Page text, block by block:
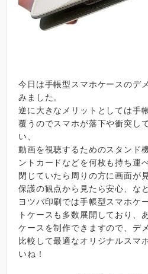
今日は手帳型スマホケースのデ
みました。
逆に大きなメリットとしては手
覆うのでスマホが落下や衝突し
い、
動画を視聴するためのスタンド
ントカードなどを何枚も持ち運
閉じていたら周りの方に画面が
保護の観点から見たら安心、な
ヨツバ印刷では手帳型スマホケ
トケースも多数展開しており、
ケースを制作できますので、デ
比較して最適なオリジナルスマ
いね！